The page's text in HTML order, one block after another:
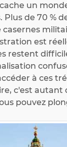
un
de 70 %
est
restent
à ces
c'est autant
pouvez